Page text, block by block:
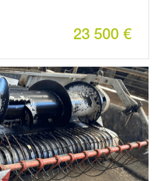
23 500 €